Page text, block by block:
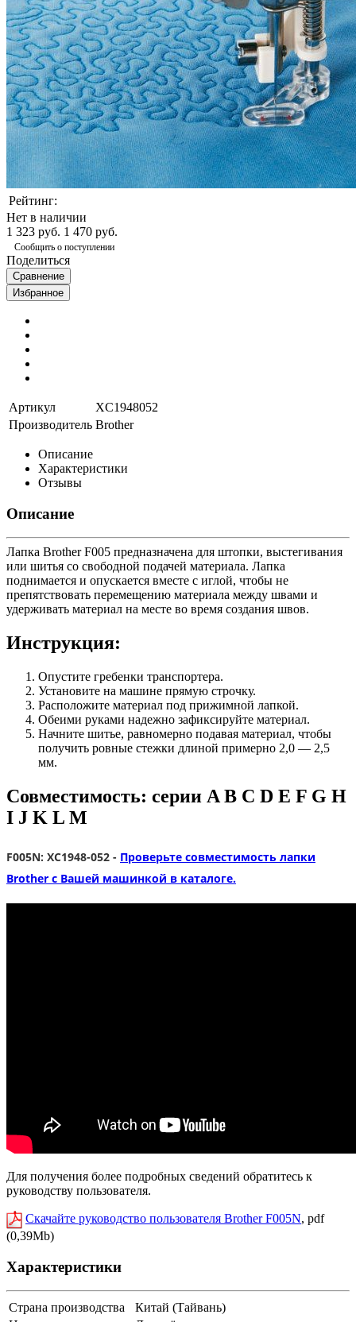
Рейтинг:
Нет в наличии
1 323 руб. 1 470 руб.
Сообщить о поступлении
Поделиться
Сравнение
Избранное
Артикул
XC1948052
Производитель Brother
Описание
Характеристики
Отзывы
Описание
Лапка Brother F005 предназначена для штопки, выстегивания
или шитья со свободной подачей материала. Лапка
поднимается и опускается вместе с иглой, чтобы не
препятствовать перемещению материала между швами и
удерживать материал на месте во время создания швов.
Инструкция:
Опустите гребенки транспортера.
Установите на машине прямую строчку.
Расположите материал под прижимной лапкой.
Обеими руками надежно зафиксируйте материал.
Начните шитье, равномерно подавая материал, чтобы
получить ровные стежки длиной примерно 2,0 — 2,5
мм.
Совместимость: серии A B C D E F G H
I J K L M
F005N: ХC1948-052 - Проверьте совместимость лапки
Brother с Вашей машинкой в каталоге.
Для получения более подробных сведений обратитесь к
руководству пользователя.
Скачайте руководство пользователя Brother F005N, pdf
(0,39Mb)
Характеристики
Страна производства
Китай (Тайвань)